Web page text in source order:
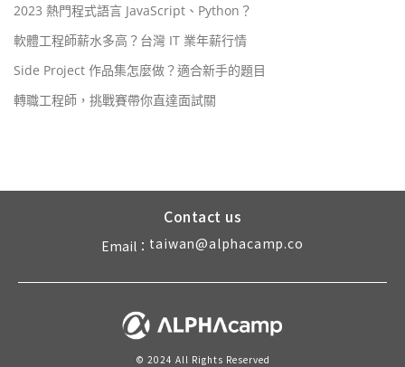
2023 熱門程式語言 JavaScript、Python？
軟體工程師薪水多高？台灣 IT 業年薪行情
Side Project 作品集怎麼做？適合新手的題目
轉職工程師，挑戰賽帶你直達面試關
Contact us
Email： taiwan@alphacamp.co
© 2024 All Rights Reserved